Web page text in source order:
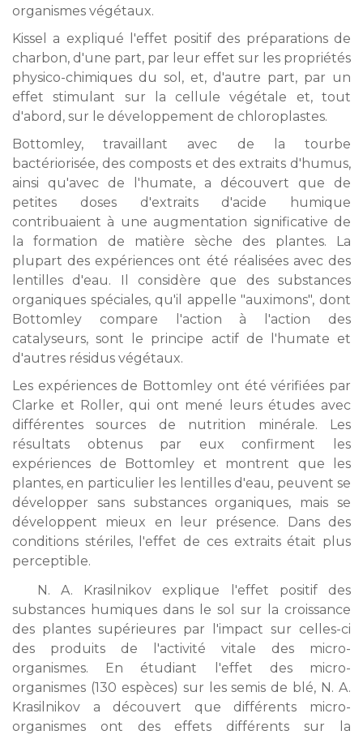
organismes végétaux.
Kissel a expliqué l'effet positif des préparations de
charbon, d'une part, par leur effet sur les propriétés
physico-chimiques du sol, et, d'autre part, par un
effet stimulant sur la cellule végétale et, tout
d'abord, sur le développement de chloroplastes.
Bottomley, travaillant avec de la tourbe
bactériorisée, des composts et des extraits d'humus,
ainsi qu'avec de l'humate, a découvert que de
petites doses d'extraits d'acide humique
contribuaient à une augmentation significative de
la formation de matière sèche des plantes. La
plupart des expériences ont été réalisées avec des
lentilles d'eau. Il considère que des substances
organiques spéciales, qu'il appelle "auximons", dont
Bottomley compare l'action à l'action des
catalyseurs, sont le principe actif de l'humate et
d'autres résidus végétaux.
Les expériences de Bottomley ont été vérifiées par
Clarke et Roller, qui ont mené leurs études avec
différentes sources de nutrition minérale. Les
résultats obtenus par eux confirment les
expériences de Bottomley et montrent que les
plantes, en particulier les lentilles d'eau, peuvent se
développer sans substances organiques, mais se
développent mieux en leur présence. Dans des
conditions stériles, l'effet de ces extraits était plus
perceptible.
N. A. Krasilnikov explique l'effet positif des
substances humiques dans le sol sur la croissance
des plantes supérieures par l'impact sur celles-ci
des produits de l'activité vitale des micro-
organismes. En étudiant l'effet des micro-
organismes (130 espèces) sur les semis de blé, N. A.
Krasilnikov a découvert que différents micro-
organismes ont des effets différents sur la